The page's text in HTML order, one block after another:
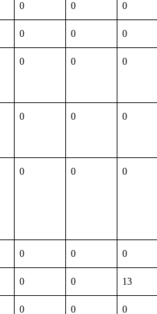
0 0 0
0 0 0
0 0 0
0 0 0
0 0 0
0 0 0
0 0 13
0 0 0